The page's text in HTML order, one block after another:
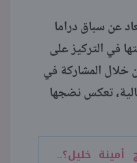
عن سباق دراما
رغبتها في التركيز على
خلال المشاركة في
تعكس نضجها
خليل؟..